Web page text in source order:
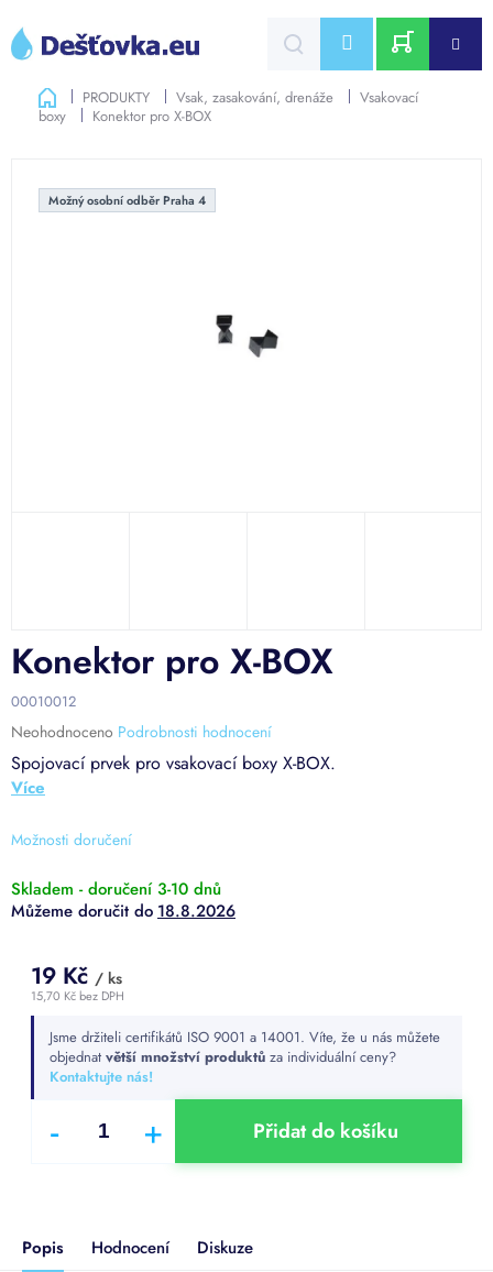
obsah
CZK
NÁKUPNÍ
DomůPRODUKTY Vsak, zasakování, drenáže
Vsakovací
boxy
Konektor pro X-BOX
Možný osobní odběr Praha 4
Možnosti doručení
Spojovací prvek pro vsakovací boxy X-BOX.
Konektor pro X-BOX
00010012
Průměrné
hodnocení
produktu
je
z
hvězdiček.
Neohodnoceno Podrobnosti hodnocení
Skladem - doručení 3-10 dnů
18.8.2026
19 Kč / ks
15,70 Kč bez DPH
cena:Jsme držiteli certifikátů ISO 9001 a 14001. Víte, že u nás můžete
objednat větší množství produktů za individuální ceny?
Kontaktujte nás!
Přidat do košíku
Popis Hodnocení Diskuze